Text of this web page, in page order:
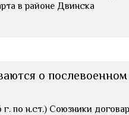
в районе Двинска
о послевоенном
г. по н.ст.) Союзники